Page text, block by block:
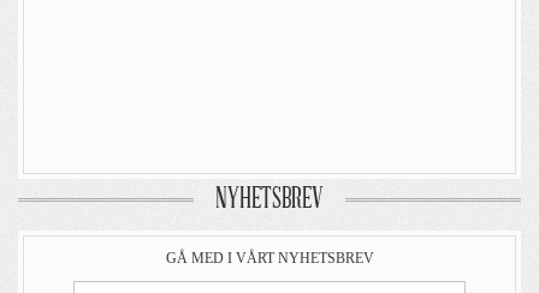
NYHETSBREV
GÅ MED I VÅRT NYHETSBREV